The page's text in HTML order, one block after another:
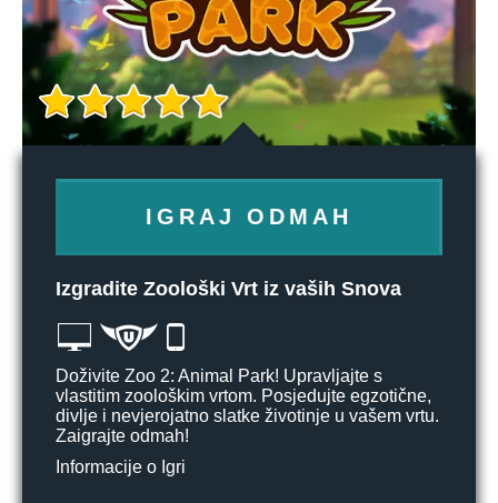
IGRAJ ODMAH
Izgradite Zoološki Vrt iz vaših Snova
Doživite Zoo 2: Animal Park! Upravljajte s
vlastitim zoološkim vrtom. Posjedujte egzotične,
divlje i nevjerojatno slatke životinje u vašem vrtu.
Zaigrajte odmah!
Informacije o Igri